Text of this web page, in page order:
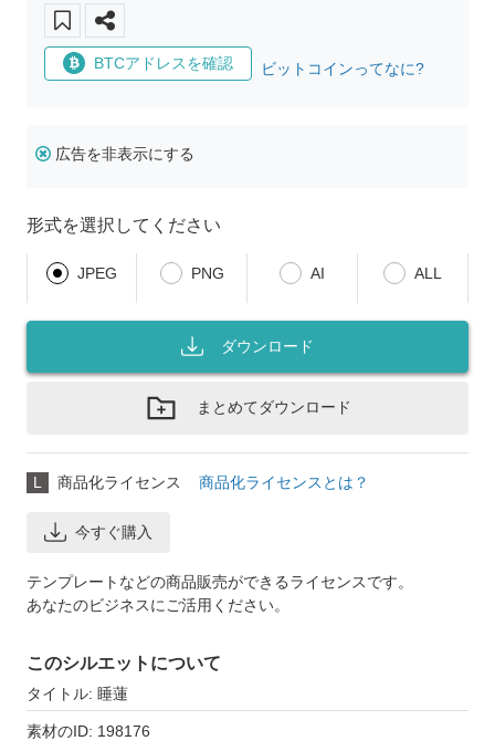
BTCアドレスを確認 ビットコインってなに?
広告を非表示にする
形式を選択してください
JPEG PNG AI ALL
ダウンロード
まとめてダウンロード
L 商品化ライセンス 商品化ライセンスとは？
今すぐ購入
テンプレートなどの商品販売ができるライセンスです。
あなたのビジネスにご活用ください。
このシルエットについて
タイトル: 睡蓮
素材のID: 198176